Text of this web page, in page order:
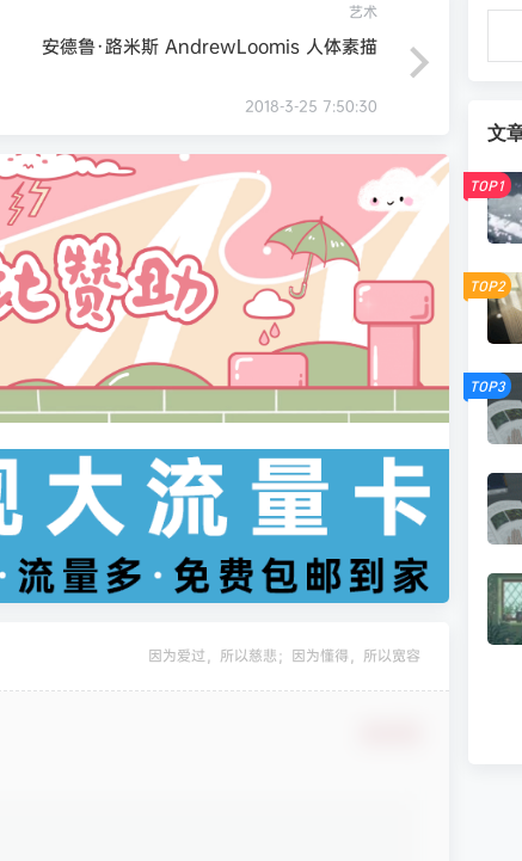
艺术
安德鲁·路米斯 AndrewLoomis 人体素描
2018-3-25 7:50:30
因为爱过，所以慈悲；因为懂得，所以宽容
文
TOP1
TOP2
TOP3